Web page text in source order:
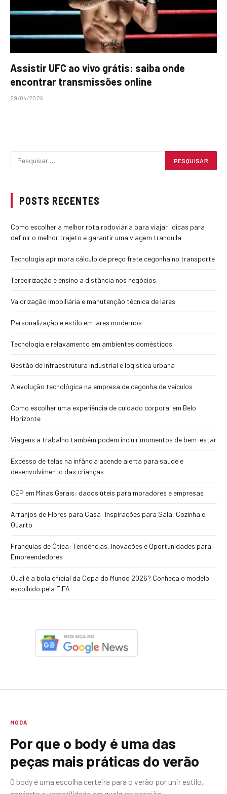
Assistir UFC ao vivo grátis: saiba onde
encontrar transmissões online
29/04/2026
POSTS RECENTES
Como escolher a melhor rota rodoviária para viajar: dicas para
definir o melhor trajeto e garantir uma viagem tranquila
Tecnologia aprimora cálculo de preço frete cegonha no transporte
Terceirização e ensino a distância nos negócios
Valorização imobiliária e manutenção técnica de lares
Personalização e estilo em lares modernos
Tecnologia e relaxamento em ambientes domésticos
Gestão de infraestrutura industrial e logística urbana
A evolução tecnológica na empresa de cegonha de veículos
Como escolher uma experiência de cuidado corporal em Belo
Horizonte
Viagens a trabalho também podem incluir momentos de bem-estar
Excesso de telas na infância acende alerta para saúde e
desenvolvimento das crianças
CEP em Minas Gerais: dados úteis para moradores e empresas
Arranjos de Flores para Casa: Inspirações para Sala, Cozinha e
Quarto
Franquias de Ótica: Tendências, Inovações e Oportunidades para
Empreendedores
Qual é a bola oficial da Copa do Mundo 2026? Conheça o modelo
escolhido pela FIFA
MODA
Por que o body é uma das
peças mais práticas do verão
O body é uma escolha certeira para o verão por unir estilo,